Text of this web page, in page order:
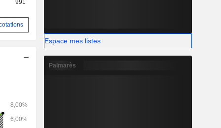
991
Espace mes listes
Palmarès